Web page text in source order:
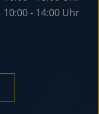
10:00 - 14:00 Uhr